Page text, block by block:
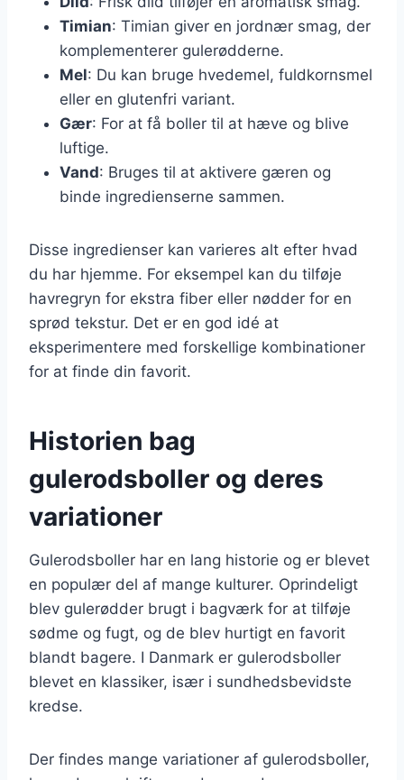
Timian: Timian giver en jordnær smag, der
komplementerer gulerødderne.
Mel: Du kan bruge hvedemel, fuldkornsmel
eller en glutenfri variant.
Gær: For at få boller til at hæve og blive
luftige.
Vand: Bruges til at aktivere gæren og
binde ingredienserne sammen.
Disse ingredienser kan varieres alt efter hvad
du har hjemme. For eksempel kan du tilføje
havregryn for ekstra fiber eller nødder for en
sprød tekstur. Det er en god idé at
eksperimentere med forskellige kombinationer
for at finde din favorit.
Historien bag
gulerodsboller og deres
variationer
Gulerodsboller har en lang historie og er blevet
en populær del af mange kulturer. Oprindeligt
blev gulerødder brugt i bagværk for at tilføje
sødme og fugt, og de blev hurtigt en favorit
blandt bagere. I Danmark er gulerodsboller
blevet en klassiker, især i sundhedsbevidste
kredse.
Der findes mange variationer af gulerodsboller,